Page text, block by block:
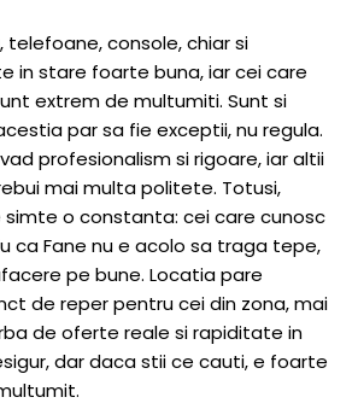
telefoane, console, chiar si
in stare foarte buna, iar cei care
extrem de multumiti. Sunt si
par sa fie exceptii, nu regula.
profesionalism si rigoare, iar altii
mai multa politete. Totusi,
simte o constanta: cei care cunosc
ca Fane nu e acolo sa traga tepe,
pe bune. Locatia pare
de reper pentru cei din zona, mai
de oferte reale si rapiditate in
dar daca stii ce cauti, e foarte